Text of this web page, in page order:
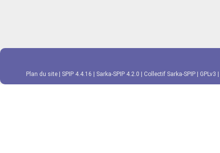
Plan du site SPIP 4.4.16 Sarka-SPIP 4.2.0 Collectif Sarka-SPIP GPLv3